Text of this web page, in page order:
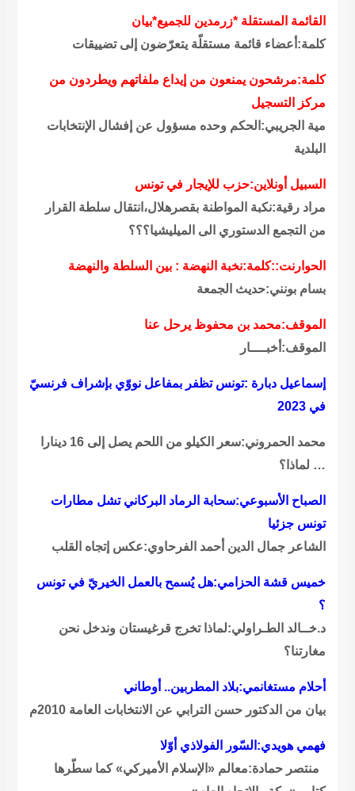
القائمة المستقلة *زرمدين للجميع*بيان
كلمة:أعضاء قائمة مستقلّة يتعرّضون إلى تضييقات
كلمة:مرشحون يمنعون من إيداع ملفاتهم ويطردون من
مركز التسجيل
مية الجريبي:الحكم وحده مسؤول عن إفشال الإنتخابات
البلدية
السبيل أونلاين:حزب للإيجار في تونس
مراد رقية:نكبة المواطنة بقصرهلال،انتقال سلطة القرار
من التجمع الدستوري الى الميليشيا؟؟؟
الحوارنت::كلمة:نخبة النهضة : بين السلطة والنهضة
بسام بونني:حديث الجمعة
الموقف:محمد بن محفوظ يرحل عنا
الموقف:أخبــــار
إسماعيل دبارة :تونس تظفر بمفاعل نووّي بإشراف فرنسيّ
في 2023
محمد الحمروني:سعر الكيلو من اللحم يصل إلى 16 دينارا
… لماذا؟
الصباح الأسبوعي:سحابة الرماد البركاني تشل مطارات
تونس جزئيا
الشاعر جمال الدين أحمد الفرحاوي:عكس إتجاه القلب
خميس قشة الحزامي:هل يُسمح بالعمل الخيريّ في تونس
؟
د.خــالد الطـراولي:لماذا تخرج قرغيستان وندخل نحن
مغارتنا؟
أحلام مستغانمي:بلاد المطربين.. أوطاني
بيان من الدكتور حسن الترابي عن الانتخابات العامة 2010م
فهمي هويدي:السّور الفولاذي أوّلا
منتصر حمادة:معالم «الإسلام الأميركي» كما سطّرها